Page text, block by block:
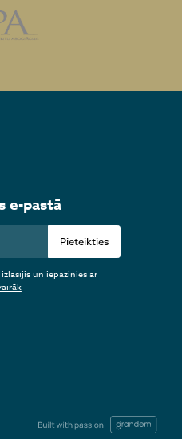
e-pastā
Pieteikties
un iepazinies ar